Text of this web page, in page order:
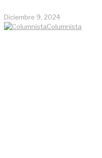
Diciembre 9, 2024
Columnista